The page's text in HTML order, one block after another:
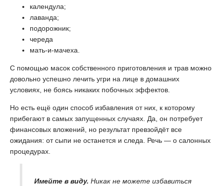
календула;
лаванда;
подорожник;
череда
мать-и-мачеха.
С помощью масок собственного приготовления и трав можно
довольно успешно лечить угри на лице в домашних
условиях, не боясь никаких побочных эффектов.
Но есть ещё один способ избавления от них, к которому
прибегают в самых запущенных случаях. Да, он потребует
финансовых вложений, но результат превзойдёт все
ожидания: от сыпи не останется и следа. Речь — о салонных
процедурах.
Имейте в виду. Никак не можете избавиться